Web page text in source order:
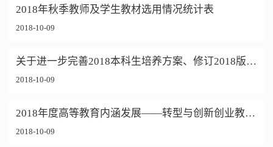
2018年秋季教师及学生教材选用情况统计表
2018-10-09
关于进一步完善2018本科生培养方案、修订2018版本科人才培养方案课程大纲的通知
2018-10-09
2018年度高等教育内涵发展——转型与创新创业教育项目申报
2018-10-09